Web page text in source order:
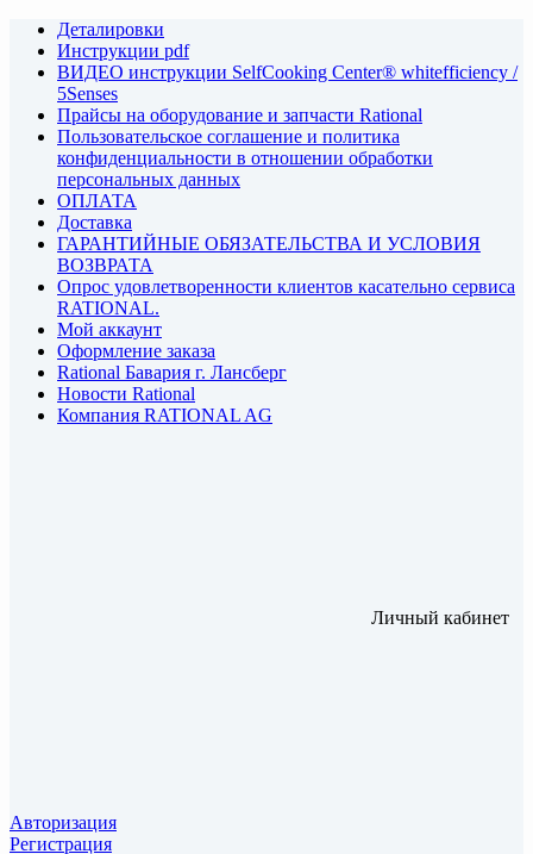
Деталировки
Инструкции pdf
ВИДЕО инструкции SelfCooking Center® whitefficiency /
5Senses
Прайсы на оборудование и запчасти Rational
Пользовательское соглашение и политика
конфиденциальности в отношении обработки
персональных данных
ОПЛАТА
Доставка
ГАРАНТИЙНЫЕ ОБЯЗАТЕЛЬСТВА И УСЛОВИЯ
ВОЗВРАТА
Опрос удовлетворенности клиентов касательно сервиса
RATIONAL.
Мой аккаунт
Оформление заказа
Rational Бавария г. Лансберг
Новости Rational
Компания RATIONAL AG
Личный кабинет
Авторизация
Регистрация